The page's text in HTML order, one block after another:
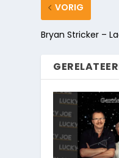
VORIG
Bryan Stricker –